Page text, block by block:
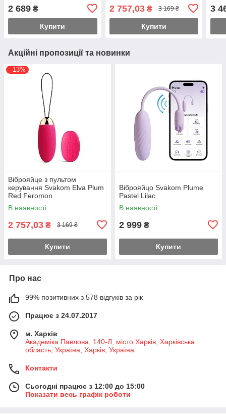
2 689 ₴
Купити
2 757,03₴ 3 169 ₴
Купити
3
Акційні пропозиції та новинки
–13%
Віброяйце з пультом
керування Svakom Elva Plum
Red Feromon
В наявності
2 757,03 ₴ 3 169 ₴
Купити
Віброяйцо Svakom Plume
Pastel Lilac
В наявності
2 999 ₴
Купити
Про нас
99% позитивних з 578 відгуків за рік
Працює з 24.07.2017
м. Харків
Академіка Павлова, 140-Л, місто Харків, Харківська
область, Україна, Харків, Україна
Контакти
Сьогодні працює з 12:00 до 15:00
Показати весь графік роботи